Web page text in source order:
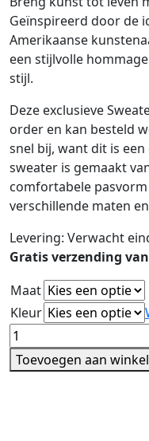
Geïnspireerd door de
Amerikaanse
een stijlvolle
stijl.
Deze exclusieve
order en kan besteld
snel bij, want dit is
sweater is gemaakt
comfortabele
verschillende maten
Levering: Verwacht
Gratis verzending
Maat
Kleur
Sweater
aantal
Toevoegen aan